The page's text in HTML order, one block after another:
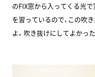
のFIX窓から入ってくる光
を習っているので、この吹
よ。吹き抜けにしてよかっ